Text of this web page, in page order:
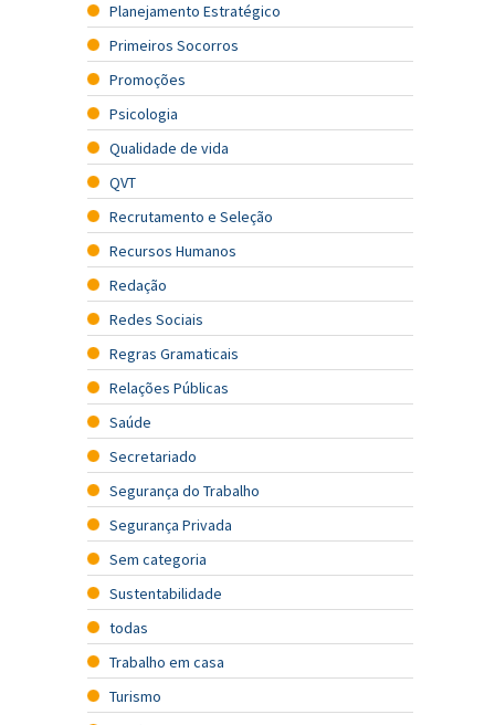
Planejamento Estratégico
Primeiros Socorros
Promoções
Psicologia
Qualidade de vida
QVT
Recrutamento e Seleção
Recursos Humanos
Redação
Redes Sociais
Regras Gramaticais
Relações Públicas
Saúde
Secretariado
Segurança do Trabalho
Segurança Privada
Sem categoria
Sustentabilidade
todas
Trabalho em casa
Turismo